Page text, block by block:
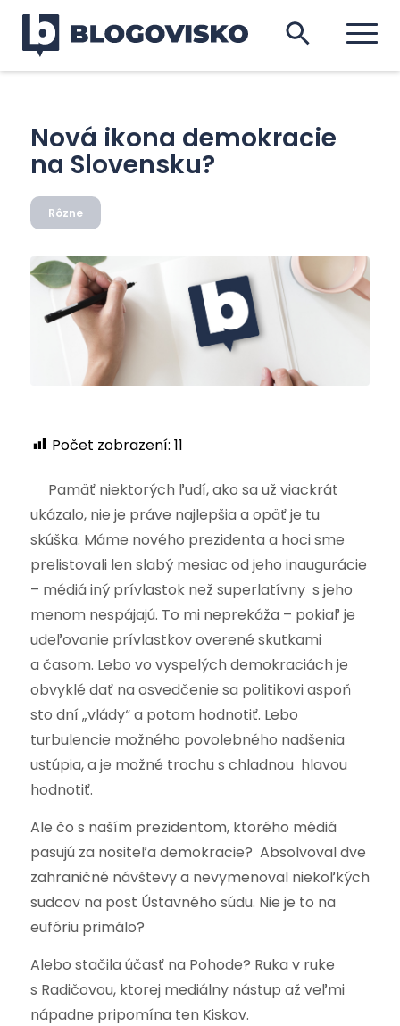
Nová ikona demokracie
na Slovensku?
Rôzne
Počet zobrazení: 11
Pamäť niektorých ľudí, ako sa už viackrát
ukázalo, nie je práve najlepšia a opäť je tu
skúška. Máme nového prezidenta a hoci sme
prelistovali len slabý mesiac od jeho inaugurácie
– médiá iný prívlastok než superlatívny s jeho
menom nespájajú. To mi neprekáža – pokiaľ je
udeľovanie prívlastkov overené skutkami
a časom. Lebo vo vyspelých demokraciách je
obvyklé dať na osvedčenie sa politikovi aspoň
sto dní „vlády“ a potom hodnotiť. Lebo
turbulencie možného povolebného nadšenia
ustúpia, a je možné trochu s chladnou hlavou
hodnotiť.
Ale čo s naším prezidentom, ktorého médiá
pasujú za nositeľa demokracie? Absolvoval dve
zahraničné návštevy a nevymenoval niekoľkých
sudcov na post Ústavného súdu. Nie je to na
eufóriu primálo?
Alebo stačila účasť na Pohode? Ruka v ruke
s Radičovou, ktorej mediálny nástup až veľmi
nápadne pripomína ten Kiskov.